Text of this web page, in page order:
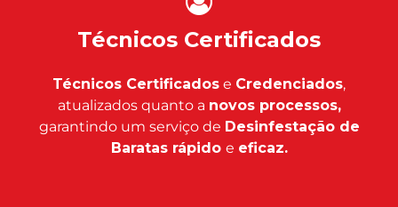
Técnicos Certificados
Técnicos Certificados e Credenciados,
atualizados quanto a novos processos,
garantindo um serviço de Desinfestação de
Baratas rápido e eficaz.